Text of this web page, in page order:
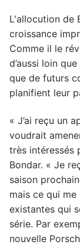
L'allocution de
croissance
Comme il le
d’aussi loin
que de futurs
planifient leur
« J’ai reçu un
voudrait
très intéressés
Bondar. « Je
saison
mais ce qui
existantes qui
série. Par
nouvelle